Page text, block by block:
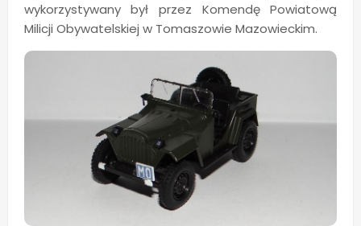
wykorzystywany był przez Komendę Powiatową
Milicji Obywatelskiej w Tomaszowie Mazowieckim.